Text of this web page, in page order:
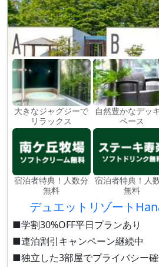
大きなジャグジーで
リラックス
自然豊かなデッ
ペース
宿泊者特典！人数分
無料
宿泊者特典！人
無料
デュエットリゾート
■学割30%OFF平日プランあり
■連泊割引キャンペーン継続中
■独立した3部屋でプライバシー